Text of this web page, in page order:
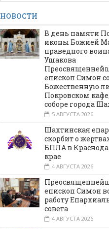
НОВОСТИ
В день памяти
иконы Божией
праведного
Ушакова
епископ Симон
Божественную
Покровском
соборе города
5 АВГУСТА 2026
Шахтинская
скорбит о
БПЛА в
крае
4 АВГУСТА 2026
епископ Симон
работу
совета
4 АВГУСТА 2026